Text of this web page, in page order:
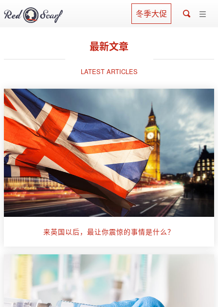
冬季大促
最新文章
LATEST ARTICLES
来英国以后，最让你震惊的事情是什么？